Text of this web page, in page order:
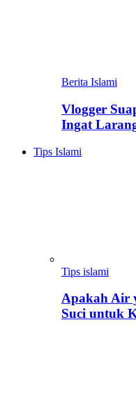
Berita Islami
Vlogger
Ingat
Tips Islami
Tips islami
Apakah Air
Suci untuk